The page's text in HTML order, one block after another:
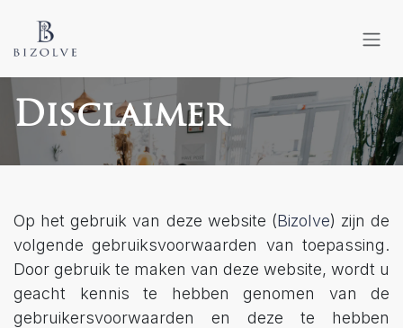
Disclaimer
Op het gebruik van deze website (Bizolve) zijn de
volgende gebruiksvoorwaarden van toepassing.
Door gebruik te maken van deze website, wordt u
geacht kennis te hebben genomen van de
gebruikersvoorwaarden en deze te hebben